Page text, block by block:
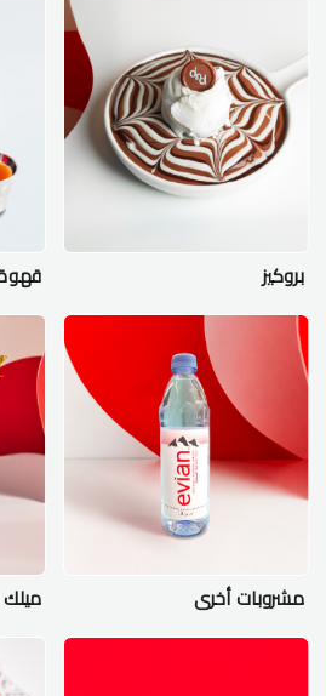
بروكيز
مشروبات أخرى